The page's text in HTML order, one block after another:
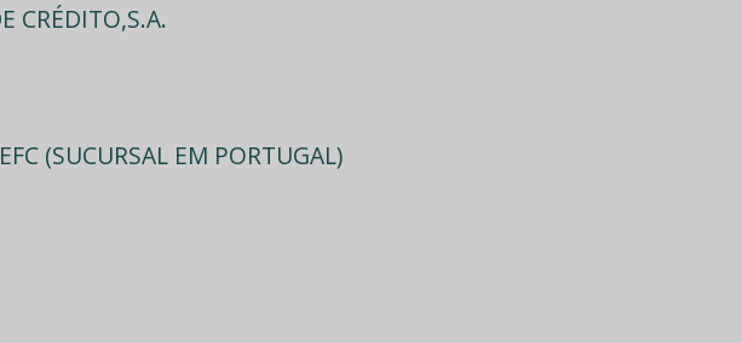
CRÉDITO,S.A.
(SUCURSAL EM PORTUGAL)